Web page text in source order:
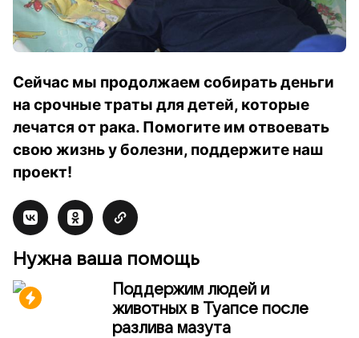
Сейчас мы продолжаем собирать деньги
на срочные траты для детей, которые
лечатся от рака. Помогите им отвоевать
свою жизнь у болезни, поддержите наш
проект!
Нужна ваша помощь
Поддержим людей и
животных в Туапсе после
разлива мазута